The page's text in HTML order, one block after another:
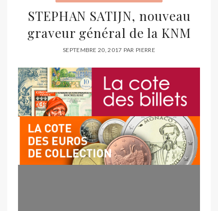
STEPHAN SATIJN, nouveau
graveur général de la KNM
SEPTEMBRE 20, 2017 PAR PIERRE